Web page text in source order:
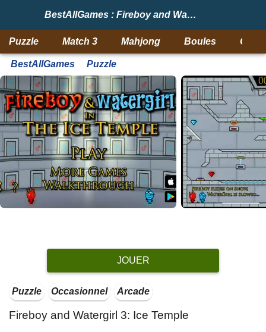
BestAllGames : Fireboy and Watergirl 3: Ice Temple
Puzzle Match 3 Mahjong Boules
BestAllGames Puzzle
JOUER
Puzzle Occasionnel Arcade
Fireboy and Watergirl 3: Ice Temple